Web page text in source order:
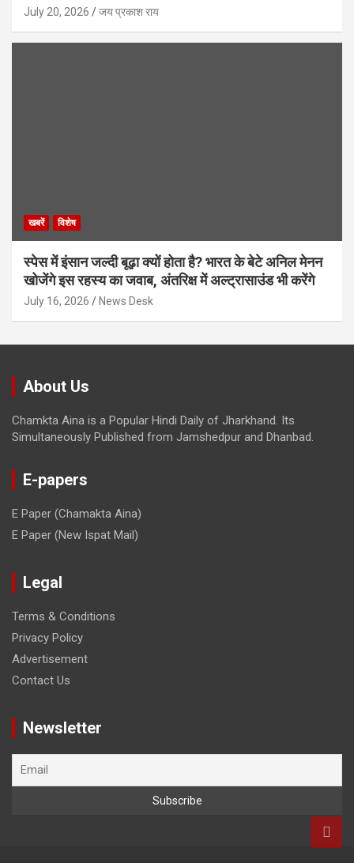
July 20, 2026 जय प्रकाश राय
खबरें विशेष
स्पेस में इंसान जल्दी बूढ़ा क्यों होता है? भारत के बेटे अनिल मेनन
खोजेंगे इस रहस्य का जवाब, अंतरिक्ष में अल्ट्रासाउंड भी करेंगे
July 16, 2026 News Desk
About Us
Chamkta Aina is a Popular Hindi Daily of Jharkhand. Its
Simultaneously Published from Jamshedpur and Dhanbad.
E-papers
E Paper (Chamakta Aina)
E Paper (New Ispat Mail)
Legal
Terms & Conditions
Privacy Policy
Advertisement
Contact Us
Newsletter